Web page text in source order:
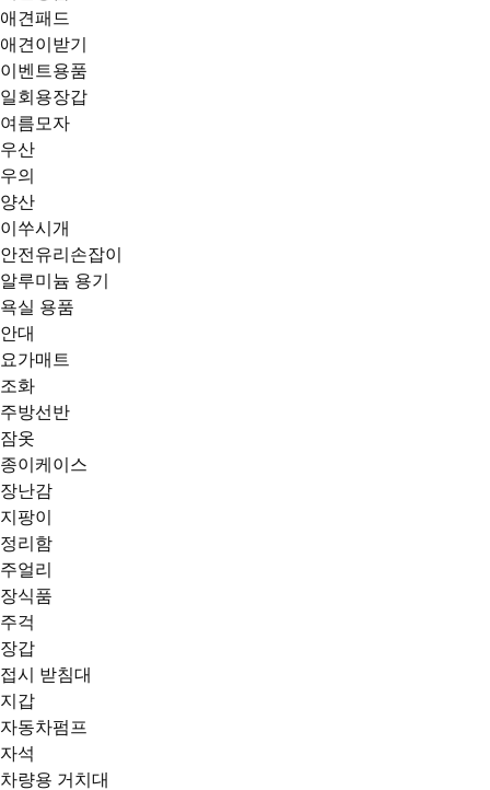
애견패드
애견이받기
이벤트용품
일회용장갑
여름모자
우산
우의
양산
이쑤시개
안전유리손잡이
알루미늄 용기
욕실 용품
안대
요가매트
조화
주방선반
잠옷
종이케이스
장난감
지팡이
정리함
주얼리
장식품
주걱
장갑
접시 받침대
지갑
자동차펌프
자석
차량용 거치대